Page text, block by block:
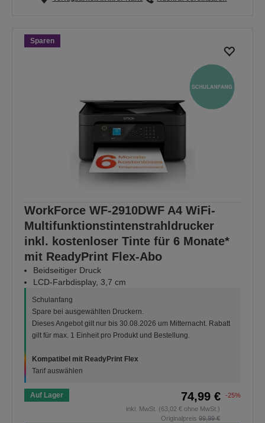
Sparen
WorkForce WF-2910DWF A4 WiFi-
Multifunktionstintenstrahldrucker
inkl. kostenloser Tinte für 6 Monate*
mit ReadyPrint Flex-Abo
Beidseitiger Druck
LCD-Farbdisplay, 3,7 cm
Schulanfang
Spare bei ausgewählten Druckern.
Dieses Angebot gilt nur bis 30.08.2026 um Mitternacht. Rabatt
gilt für max. 1 Einheit pro Produkt und Bestellung.
Kompatibel mit ReadyPrint Flex
Tarif auswählen
Auf Lager 74,99 €
-25%
inkl. MwSt. (63,02 € ohne MwSt.)
Originalpreis 99,99 €